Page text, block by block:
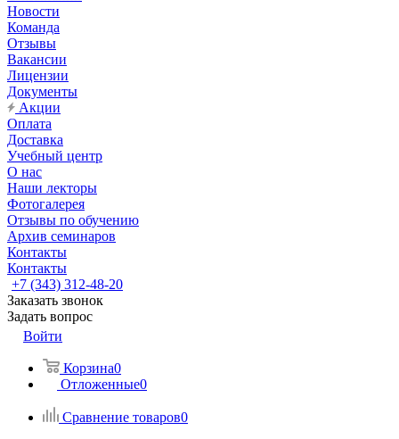
Новости
Команда
Отзывы
Вакансии
Лицензии
Документы
Акции
Оплата
Доставка
Учебный центр
О нас
Наши лекторы
Фотогалерея
Отзывы по обучению
Архив семинаров
Контакты
Контакты
+7 (343) 312-48-20
Заказать звонок
Задать вопрос
Войти
Корзина0
Отложенные0
Сравнение товаров0